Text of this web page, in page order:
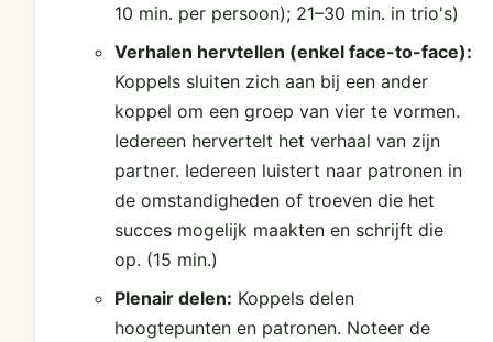
10 min. per persoon); 21–30 min. in trio's)
Verhalen hervtellen (enkel face-to-face):
Koppels sluiten zich aan bij een ander
koppel om een groep van vier te vormen.
Iedereen hervertelt het verhaal van zijn
partner. Iedereen luistert naar patronen in
de omstandigheden of troeven die het
succes mogelijk maakten en schrijft die
op. (15 min.)
Plenair delen: Koppels delen
hoogtepunten en patronen. Noteer de